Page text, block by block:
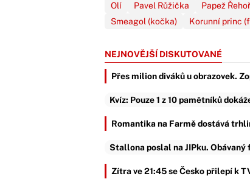
Olí Pavel Růžička Papež
Smeagol (kočka)
Korunní princ
NEJNOVĚJŠÍ DISKUTOVANÉ
Přes milion diváků u obrazovek.
Kvíz: Pouze 1 z 10 pamětníků
Romantika na Farmě dostává
Stallona poslal na JIPku.
Zítra ve 21:45 se Česko přilepí k